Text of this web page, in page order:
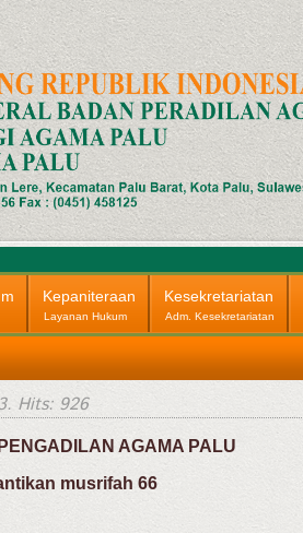
Kepaniteraan
Layanan Hukum
Kesekretariatan
Adm. Kesekretariatan
. Hits: 926
AGAMA PALU